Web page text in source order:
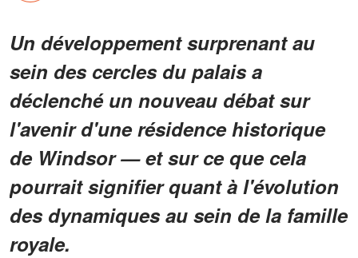
Un développement surprenant au
sein des cercles du palais a
déclenché un nouveau débat sur
l'avenir d'une résidence historique
de Windsor — et sur ce que cela
pourrait signifier quant à l'évolution
des dynamiques au sein de la famille
royale.